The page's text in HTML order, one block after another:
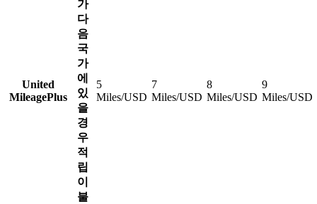
United
MileagePlus
가
다
음
국
가
에
있
을
경
우
적
립
이
불
5
Miles/USD
7
Miles/USD
8
Miles/USD
9
Miles/USD